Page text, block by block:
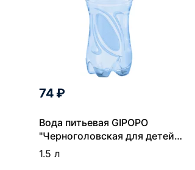
74 ₽
Вода питьевая GIPOPO
"Черноголовская для детей"
негазированная 1,5 л
1.5 л